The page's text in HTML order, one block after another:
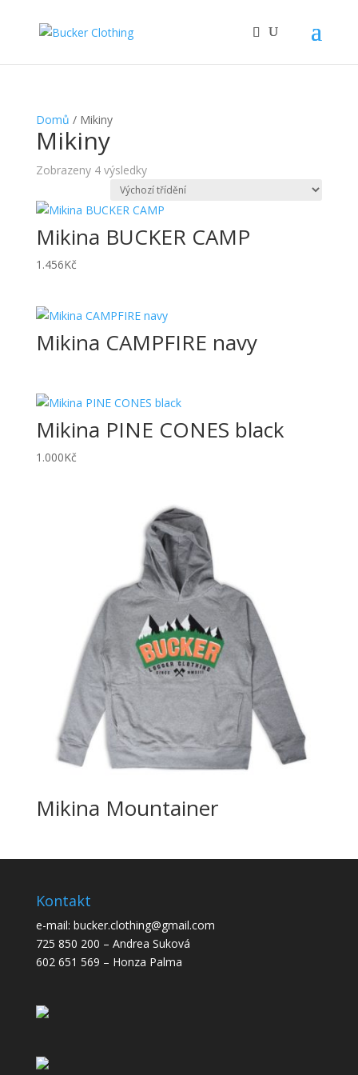
Domů / Mikiny
Mikiny
Zobrazeny 4 výsledky
Mikina BUCKER CAMP
1.456Kč
Mikina CAMPFIRE navy
Mikina PINE CONES black
1.000Kč
Mikina Mountainer
Kontakt
e-mail: bucker.clothing@gmail.com
725 850 200 – Andrea Suková
602 651 569 – Honza Palma